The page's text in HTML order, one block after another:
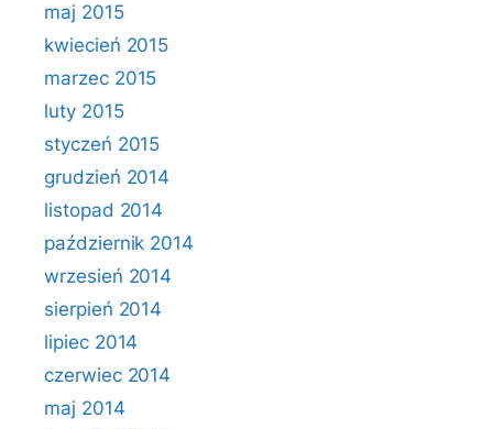
maj 2015
kwiecień 2015
marzec 2015
luty 2015
styczeń 2015
grudzień 2014
listopad 2014
październik 2014
wrzesień 2014
sierpień 2014
lipiec 2014
czerwiec 2014
maj 2014